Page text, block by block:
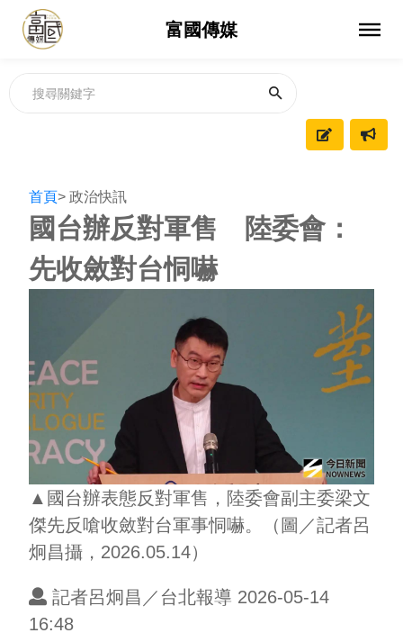
富國傳媒
首頁> 政治快訊
國台辦反對軍售 陸委會：
先收斂對台恫嚇
▲國台辦表態反對軍售，陸委會副主委梁文
傑先反嗆收斂對台軍事恫嚇。（圖／記者呂
炯昌攝，2026.05.14）
記者呂炯昌／台北報導 2026-05-14
16:48